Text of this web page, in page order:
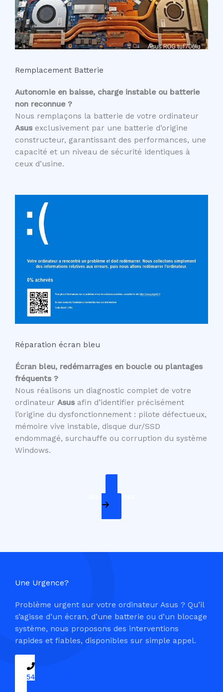
Remplacement Batterie
Autonomie en baisse, charge instable ou batterie
non reconnue ?
Nous remplaçons la batterie de votre ordinateur
Asusexclusivement par une batterie d’origine
constructeur, garantissant des performances, une
capacité et un niveau de sécurité identiques à
ceux d’usine.
Réparation écran bleu
Écran bleu, redémarrages en boucle ou plantages
fréquents ?
Nous réalisons un diagnostic complet de votre
ordinateur Asusafin d’identifier précisément
l’origine du dysfonctionnement : pilote défectueux,
mémoire vive instable, disque dur/SSD
endommagé, surchauffe ou corruption du système
Windows.
Nos Services
Une Urgence?
Problème urgent sur votre ordinateur Asus ? Qu’il
s’agisse d’un écran, d’une batterie ou d’un blocage
système, nous proposons des interventions
rapides et fiables, disponibles sur simple appel.
09 54 37 04 03